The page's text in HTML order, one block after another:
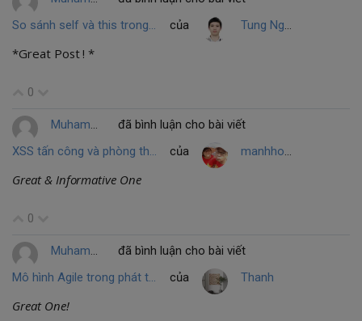
So sánh self và this trong PHP
của Tung Nguyen
*Great Post ! *
0
Muhammed Dastagir Husain
đã bình luận cho bài viết
XSS tấn công và phòng thủ: Lý thuyết về XSS
của manhhomienbienthuy
Great & Informative One
0
Muhammed Dastagir Husain
đã bình luận cho bài viết
Mô hình Agile trong phát triển và kiểm thử phầm mềm
của Thanh
Great One!